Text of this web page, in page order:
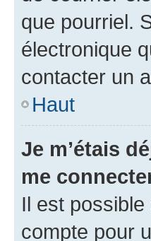
que pourriel.
électronique
contacter un
Haut
Je m’étais
me
Il est
compte pour